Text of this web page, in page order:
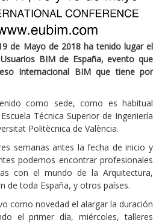
de Mayo de 2018 ha tenido lugar el
BIM de España, evento que
Internacional BIM que tiene por
como sede, como es habitual
Técnica Superior de Ingeniería
Politècnica de València.
semanas antes la fecha de inicio y
podemos encontrar profesionales
con el mundo de la Arquitectura,
de toda España, y otros países.
como novedad el alargar la duración
el primer día, miércoles, talleres